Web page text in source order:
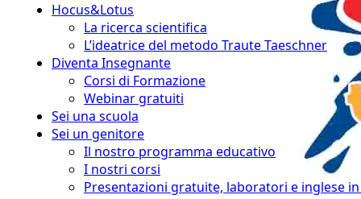
Hocus&Lotus
La ricerca scientifica
L’ideatrice del metodo Traute Taeschner
Diventa Insegnante
Corsi di Formazione
Webinar gratuiti
Sei una scuola
Sei un genitore
Il nostro programma educativo
I nostri corsi
Presentazioni gratuite, laboratori e inglese in